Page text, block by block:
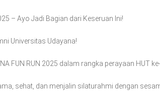
– Ayo Jadi Bagian dari Keseruan Ini!
Universitas Udayana!
FUN RUN 2025 dalam rangka perayaan HUT
sehat, dan menjalin silaturahmi dengan